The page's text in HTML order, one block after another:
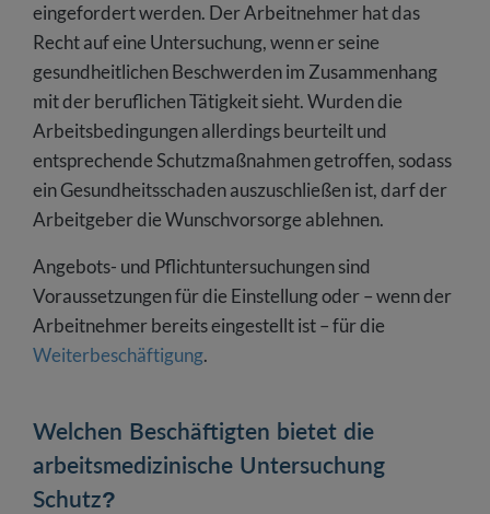
eingefordert werden. Der Arbeitnehmer hat das
Recht auf eine Untersuchung, wenn er seine
gesundheitlichen Beschwerden im Zusammenhang
mit der beruflichen Tätigkeit sieht. Wurden die
Arbeitsbedingungen allerdings beurteilt und
entsprechende Schutzmaßnahmen getroffen, sodass
ein Gesundheitsschaden auszuschließen ist, darf der
Arbeitgeber die Wunschvorsorge ablehnen.
Angebots- und Pflichtuntersuchungen sind
Voraussetzungen für die Einstellung oder – wenn der
Arbeitnehmer bereits eingestellt ist – für die
Weiterbeschäftigung.
Welchen Beschäftigten bietet die
arbeitsmedizinische Untersuchung
Schutz?